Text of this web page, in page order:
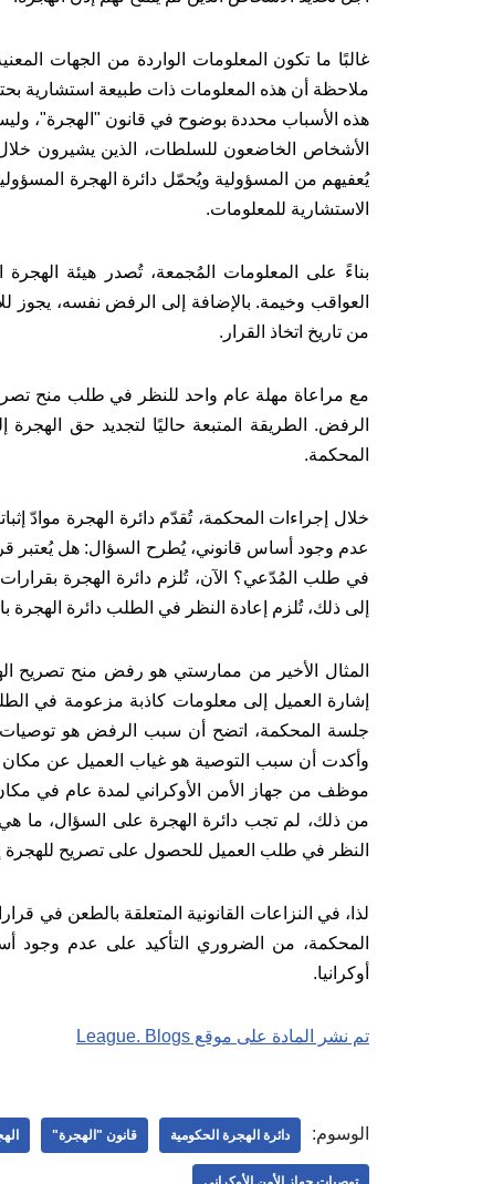
غالبًا ما تكون المعلومات الواردة من الجهات
ملاحظة أن هذه المعلومات ذات طبيعة استشارية
هذه الأسباب محددة بوضوح في قانون "الهجرة"،
الأشخاص الخاضعون للسلطات، الذين يشيرون خلال
يُعفيهم من المسؤولية ويُحمّل دائرة الهجرة
الاستشارية للمعلومات.
بناءً على المعلومات المُجمعة، تُصدر هيئة
العواقب وخيمة. بالإضافة إلى الرفض نفسه، يجوز
من تاريخ اتخاذ القرار.
مع مراعاة مهلة عام واحد للنظر في طلب منح
الرفض. الطريقة المتبعة حاليًا لتجديد حق
المحكمة.
خلال إجراءات المحكمة، تُقدّم دائرة الهجرة موادّ
عدم وجود أساس قانوني، يُطرح السؤال: هل يُعتبر
في طلب المُدّعي؟ الآن، تُلزم دائرة الهجرة
إلى ذلك، تُلزم إعادة النظر في الطلب دائرة الهجرة
المثال الأخير من ممارستي هو رفض منح تصريح
إشارة العميل إلى معلومات كاذبة مزعومة في
جلسة المحكمة، اتضح أن سبب الرفض هو توصيات
وأكدت أن سبب التوصية هو غياب العميل عن مكان
موظف من جهاز الأمن الأوكراني لمدة عام في
من ذلك، لم تجب دائرة الهجرة على السؤال، ما هي
النظر في طلب العميل للحصول على تصريح للهجرة
لذا، في النزاعات القانونية المتعلقة بالطعن في
المحكمة، من الضروري التأكيد على عدم وجود
أوكرانيا.
تم نشر المادة على موقع League. Blogs
الوسوم: دائرة الهجرة الحكومية قانون "الهجرة"